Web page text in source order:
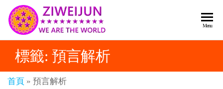
紫薇
《推
Menu
標籤: 預言解析
首頁 » 預言解析